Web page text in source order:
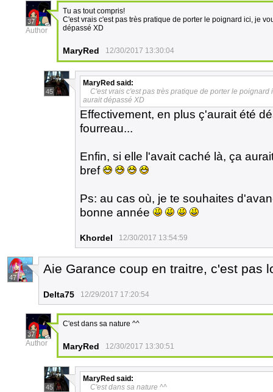
37
Author
Tu as tout compris!
C'est vrais c'est pas très pratique de porter le poignard ici, je
dépassé XD
MaryRed 12/30/2017 13:30:04
45
MaryRed said:
C'est vrais c'est pas très pratique de porter le
aurait dépassé XD
Effectivement, en plus ç'aurait été
fourreau...
Enfin, si elle l'avait caché là, ça
bref
Ps: au cas où, je te souhaites
bonne année
Khordel 12/30/2017 13:54:59
47
Aie Garance coup en traitre, c'est pas
Delta75 12/29/2017 17:20:54
37
Author
C'est dans sa nature ^^
MaryRed 12/30/2017 13:30:51
45
MaryRed said:
C'est dans sa nature ^^